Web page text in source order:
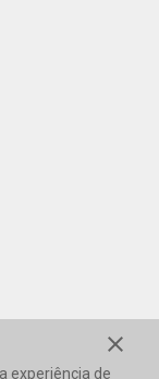
experiência de
close